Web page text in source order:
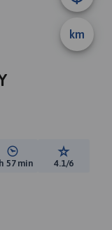
km
Średni czas potrzebny
57 min Ocena
4.1/6